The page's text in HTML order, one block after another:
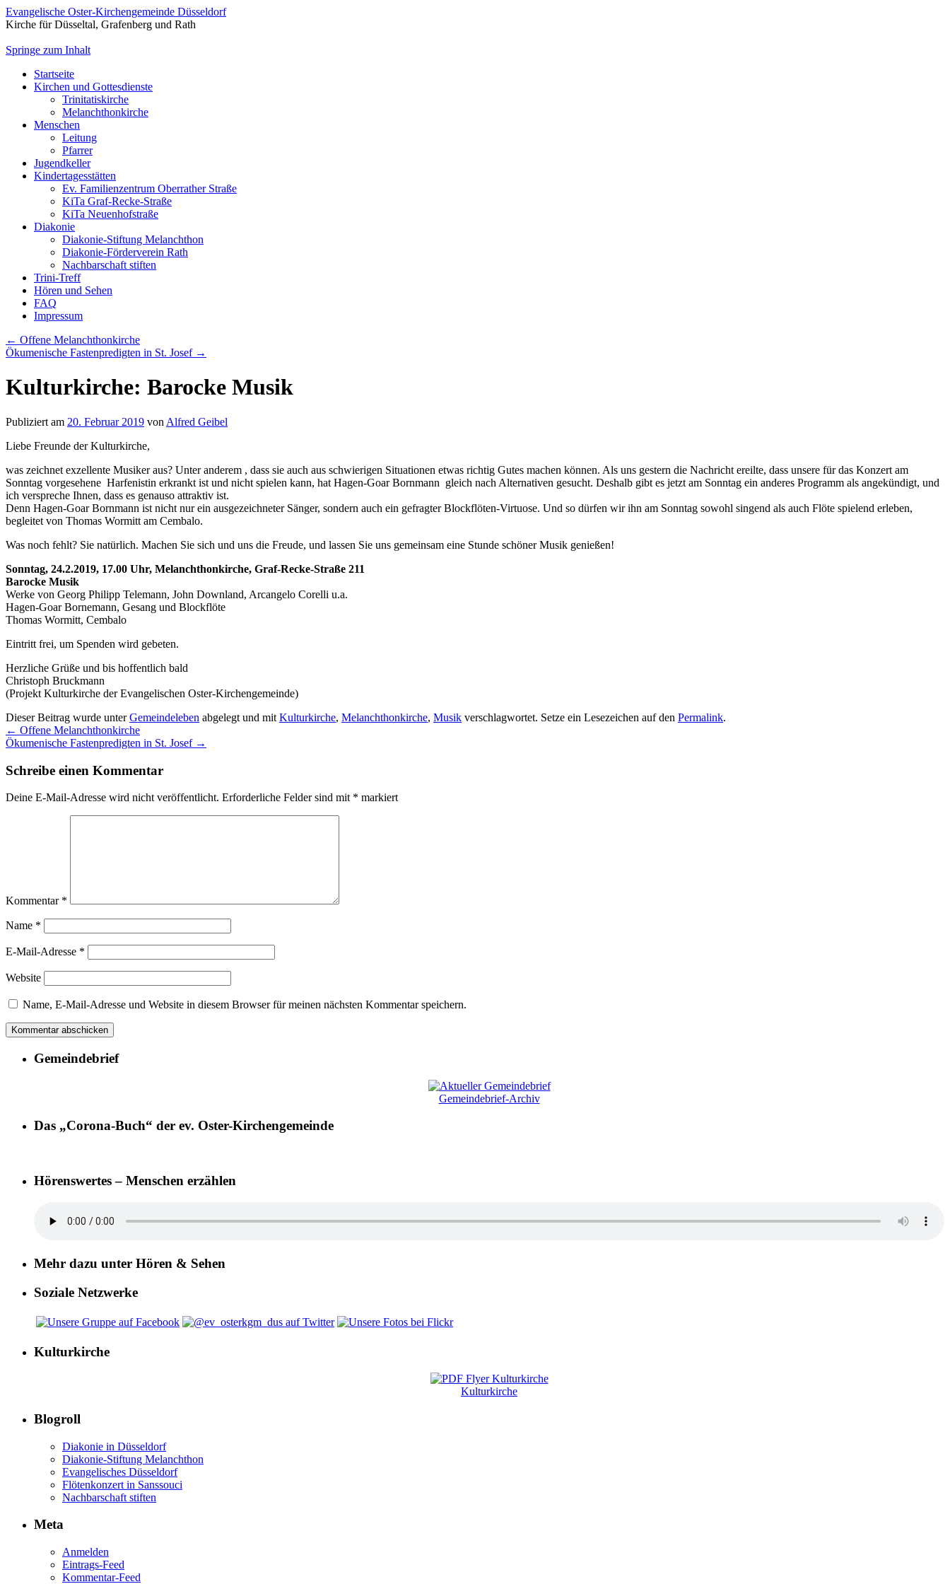
Evangelische Oster-Kirchengemeinde Düsseldorf
Kirche für Düsseltal, Grafenberg und Rath
Springe zum Inhalt
Startseite
Kirchen und Gottesdienste
Trinitatiskirche
Melanchthonkirche
Menschen
Leitung
Pfarrer
Jugendkeller
Kindertagesstätten
Ev. Familienzentrum Oberrather Straße
KiTa Graf-Recke-Straße
KiTa Neuenhofstraße
Diakonie
Diakonie-Stiftung Melanchthon
Diakonie-Förderverein Rath
Nachbarschaft stiften
Trini-Treff
Hören und Sehen
FAQ
Impressum
← Offene Melanchthonkirche
Ökumenische Fastenpredigten in St. Josef →
Kulturkirche: Barocke Musik
Publiziert am 20. Februar 2019 von Alfred Geibel
Liebe Freunde der Kulturkirche,
was zeichnet exzellente Musiker aus? Unter anderem , dass sie auch aus schwierigen Situationen etwas richtig Gutes machen können. Als uns gestern die Nachricht ereilte, dass unsere für das Konzert am
Sonntag vorgesehene Harfenistin erkrankt ist und nicht spielen kann, hat Hagen-Goar Bornmann gleich nach Alternativen gesucht. Deshalb gibt es jetzt am Sonntag ein anderes Programm als angekündigt, und
ich verspreche Ihnen, dass es genauso attraktiv ist.
Denn Hagen-Goar Bornmann ist nicht nur ein ausgezeichneter Sänger, sondern auch ein gefragter Blockflöten-Virtuose. Und so dürfen wir ihn am Sonntag sowohl singend als auch Flöte spielend erleben,
begleitet von Thomas Wormitt am Cembalo.
Was noch fehlt? Sie natürlich. Machen Sie sich und uns die Freude, und lassen Sie uns gemeinsam eine Stunde schöner Musik genießen!
Sonntag, 24.2.2019, 17.00 Uhr, Melanchthonkirche, Graf-Recke-Straße 211
Barocke Musik
Werke von Georg Philipp Telemann, John Downland, Arcangelo Corelli u.a.
Hagen-Goar Bornemann, Gesang und Blockflöte
Thomas Wormitt, Cembalo
Eintritt frei, um Spenden wird gebeten.
Herzliche Grüße und bis hoffentlich bald
Christoph Bruckmann
(Projekt Kulturkirche der Evangelischen Oster-Kirchengemeinde)
Dieser Beitrag wurde unterGemeindeleben abgelegt und mit Kulturkirche, Melanchthonkirche, Musik verschlagwortet. Setze ein Lesezeichen auf den Permalink.
← Offene Melanchthonkirche
Ökumenische Fastenpredigten in St. Josef →
Schreibe einen Kommentar
Deine E-Mail-Adresse wird nicht veröffentlicht. Erforderliche Felder sind mit * markiert
Kommentar *
Name *
E-Mail-Adresse *
Website
Name, E-Mail-Adresse und Website in diesem Browser für meinen nächsten Kommentar speichern.
Gemeindebrief
Gemeindebrief-Archiv
Das „Corona-Buch“ der ev. Oster-Kirchengemeinde
Hörenswertes – Menschen erzählen
Mehr dazu unter Hören & Sehen
Soziale Netzwerke
Kulturkirche
Kulturkirche
Blogroll
Diakonie in Düsseldorf
Diakonie-Stiftung Melanchthon
Evangelisches Düsseldorf
Flötenkonzert in Sanssouci
Nachbarschaft stiften
Meta
Anmelden
Eintrags-Feed
Kommentar-Feed